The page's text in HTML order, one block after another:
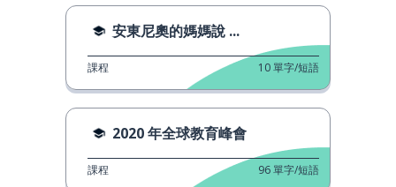
安東尼奧的媽媽說 ...
課程 10單字/短語
2020 年全球教育峰會
課程 96單字/短語